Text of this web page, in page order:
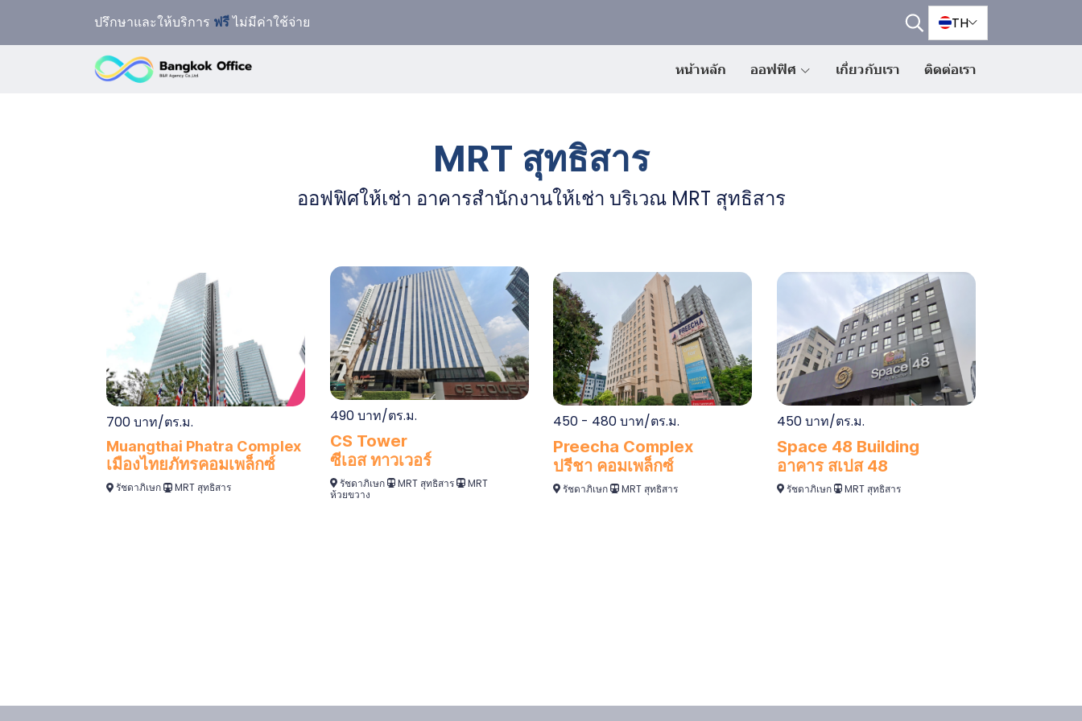
ปรึกษาและให้บริการ ฟรีไม่มีค่าใช้จ่าย TH
หน้าหลัก ออฟฟิศ เกี่ยวกับเรา ติดต่อเรา
MRT สุทธิสาร
ออฟฟิศให้เช่า อาคารสำนักงานให้เช่า บริเวณ MRT สุทธิสาร
700 บาท/ตร.ม.
Muangthai Phatra Complex
เมืองไทยภัทรคอมเพล็กซ์
รัชดาภิเษก MRT สุทธิสาร
490 บาท/ตร.ม.
CS Tower
ซีเอส ทาวเวอร์
รัชดาภิเษก MRT สุทธิสาร
MRT
ห้วยขวาง
450 - 480 บาท/ตร.ม.
Preecha Complex
ปรีชา คอมเพล็กซ์
รัชดาภิเษก MRT สุทธิสาร
450 บาท/ตร.ม.
Space 48 Building
อาคาร สเปส 48
รัชดาภิเษก MRT สุทธิสาร